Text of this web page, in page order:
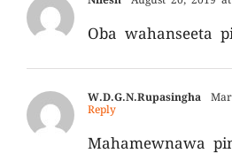
Oba wahanseeta
W.D.G.N.Rupasingha
Reply
Mahamewnawa